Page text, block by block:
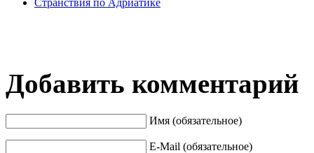
Странствия по Адриатике
Добавить комментарий
Имя (обязательное)
E-Mail (обязательное)